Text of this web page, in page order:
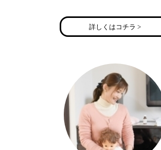
2015年一般社団法人ぐるりを設立する。
大学卒業後、高齢者福祉施設に勤務
大学の福祉実習に関わる事務
結婚後は主に専業主婦
一般社団法人ぐるり
ホームページ→https://gururizumu.jimdo.com/
詳しくはコチラ >